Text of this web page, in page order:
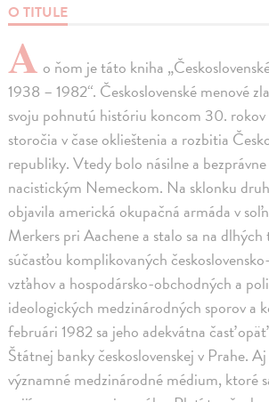
O TITULE
A o ňom je táto kniha
1938 – 1982“. Československé menové
svoju pohnutú históriu koncom 30. rokov
storočia v čase oklieštenia a rozbitia
republiky. Vtedy bolo násilne a
nacistickým Nemeckom. Na sklonku
objavila americká okupačná armáda v
Merkers pri Aachene a stalo sa na
súčasťou komplikovaných
vzťahov a hospodársko-obchodných a
ideologických medzinárodných sporov a
februári 1982 sa jeho adekvátna časť
Štátnej banky československej v Prahe.
významné medzinárodné médium, ktoré